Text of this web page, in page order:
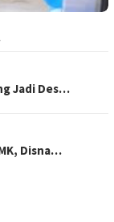
Jadi Des…
Disna…